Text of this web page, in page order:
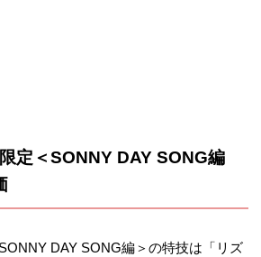
定＜SONNY DAY SONG編
DAY SONG編＞の特技は「リズ